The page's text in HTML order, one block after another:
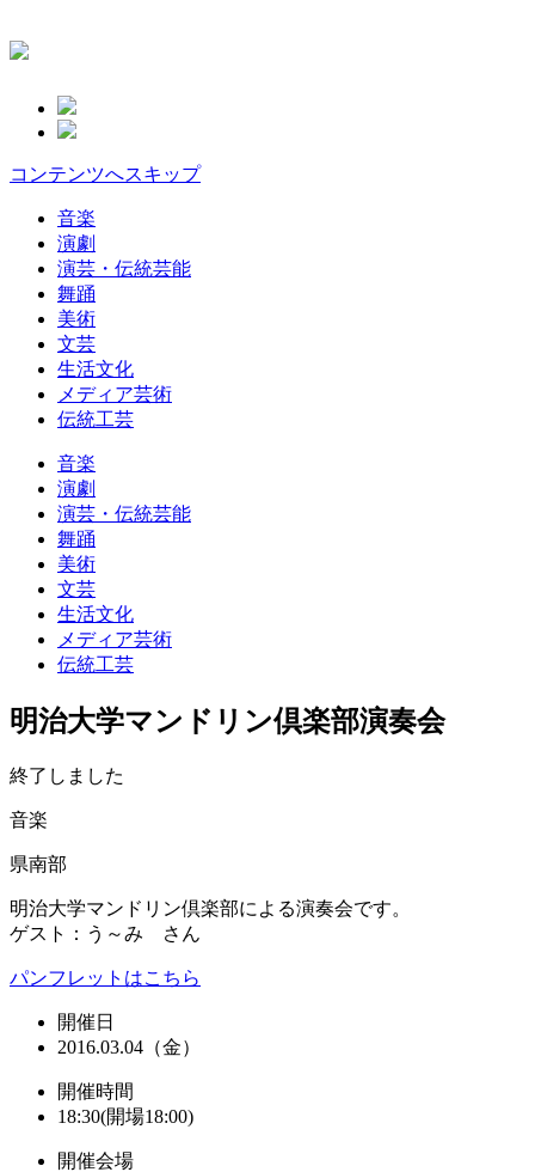
コンテンツへスキップ
音楽
演劇
演芸・伝統芸能
舞踊
美術
文芸
生活文化
メディア芸術
伝統工芸
音楽
演劇
演芸・伝統芸能
舞踊
美術
文芸
生活文化
メディア芸術
伝統工芸
明治大学マンドリン倶楽部演奏会
終了しました
音楽
県南部
明治大学マンドリン倶楽部による演奏会です。
ゲスト：う～み さん
パンフレットはこちら
開催日
2016.03.04（金）
開催時間
18:30(開場18:00)
開催会場